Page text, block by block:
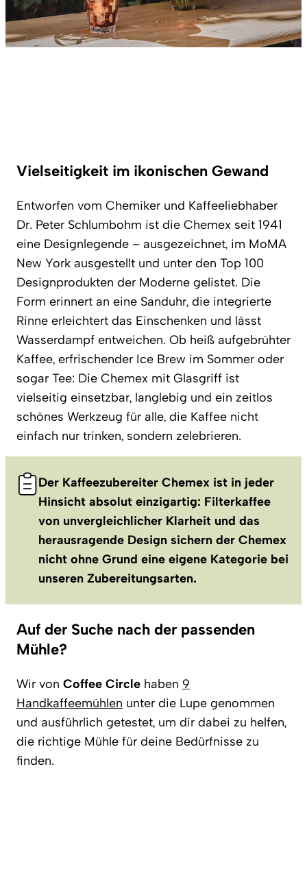
Vielseitigkeit im ikonischen Gewand
Entworfen vom Chemiker und Kaffeeliebhaber
Dr. Peter Schlumbohm ist die Chemex seit 1941
eine Designlegende – ausgezeichnet, im MoMA
New York ausgestellt und unter den Top 100
Designprodukten der Moderne gelistet. Die
Form erinnert an eine Sanduhr, die integrierte
Rinne erleichtert das Einschenken und lässt
Wasserdampf entweichen. Ob heiß aufgebrühter
Kaffee, erfrischender Ice Brew im Sommer oder
sogar Tee: Die Chemex mit Glasgriff ist
vielseitig einsetzbar, langlebig und ein zeitlos
schönes Werkzeug für alle, die Kaffee nicht
einfach nur trinken, sondern zelebrieren.
Der Kaffeezubereiter Chemex ist in jeder
Hinsicht absolut einzigartig: Filterkaffee
von unvergleichlicher Klarheit und das
herausragende Design sichern der Chemex
nicht ohne Grund eine eigene Kategorie bei
unseren Zubereitungsarten.
Auf der Suche nach der passenden
Mühle?
Wir von Coffee Circle haben 9
Handkaffeemühlen unter die Lupe genommen
und ausführlich getestet, um dir dabei zu helfen,
die richtige Mühle für deine Bedürfnisse zu
finden.